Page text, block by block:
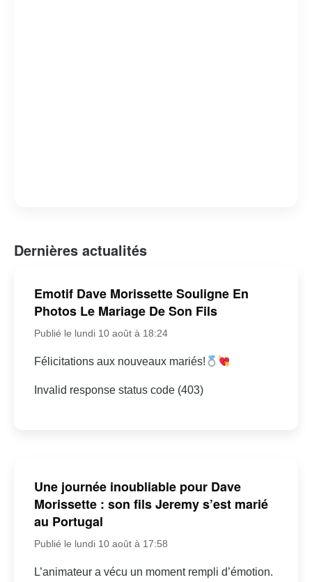
Dernières actualités
Emotif Dave Morissette Souligne En
Photos Le Mariage De Son Fils
Publié le lundi 10 août à 18:24
Félicitations aux nouveaux mariés!
Invalid response status code (403)
Une journée inoubliable pour Dave
Morissette : son fils Jeremy s’est marié
au Portugal
Publié le lundi 10 août à 17:58
L’animateur a vécu un moment rempli d’émotion.